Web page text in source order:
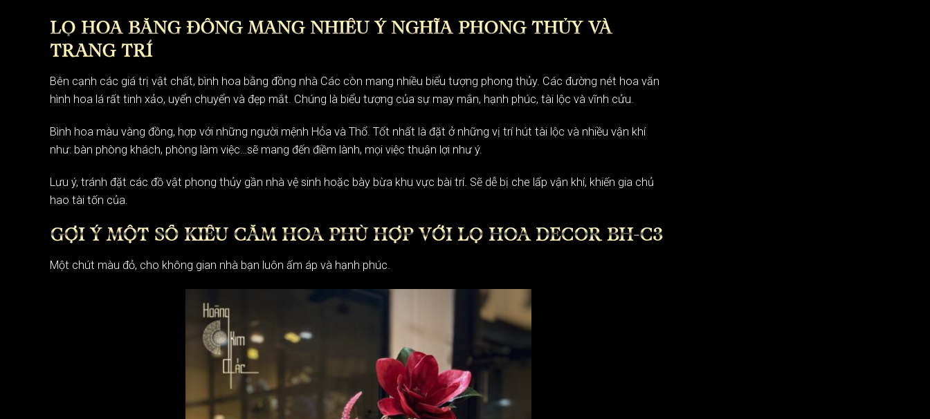
LỌ HOA BẰNG ĐỒNG MANG NHIỀU Ý NGHĨA PHONG THỦY VÀ
TRANG TRÍ
Bên cạnh các giá trị vật chất, bình hoa bằng đồng nhà Các còn mang nhiều biểu tượng phong thủy. Các đường nét hoa văn
hình hoa lá rất tinh xảo, uyển chuyển và đẹp mắt. Chúng là biểu tượng của sự may mắn, hạnh phúc, tài lộc và vĩnh cửu.
Bình hoa màu vàng đồng, hợp với những người mệnh Hỏa và Thổ. Tốt nhất là đặt ở những vị trí hút tài lộc và nhiều vận khí
như: bàn phòng khách, phòng làm việc…sẽ mang đến điềm lành, mọi việc thuận lợi như ý.
Lưu ý, tránh đặt các đồ vật phong thủy gần nhà vệ sinh hoặc bày bừa khu vực bài trí. Sẽ dễ bị che lấp vận khí, khiến gia chủ
hao tài tốn của.
GỢI Ý MỘT SỐ KIỂU CẮM HOA PHÙ HỢP VỚI LỌ HOA DECOR BH-C3
Một chút màu đỏ, cho không gian nhà bạn luôn ấm áp và hạnh phúc.